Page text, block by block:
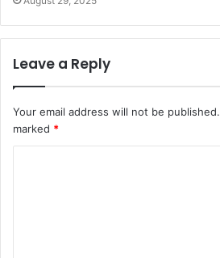
Leave a Reply
Your email address will not be published.
marked *